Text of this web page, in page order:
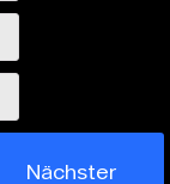
Nächster